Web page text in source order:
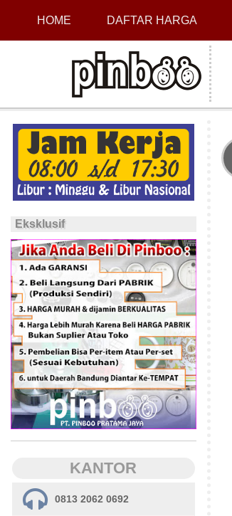
HOME DAFTAR HARGA
Eksklusif
KANTOR
0813 2062 0692